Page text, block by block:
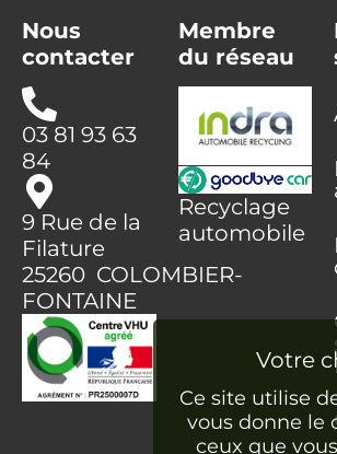
Nous
contacter
03 81 93 63
84
9 Rue de la
Filature
25260 COLOMBIER-
FONTAINE
Membre
du réseau
Recyclage
automobile
Ce site utilise
vous donne le
ceux que